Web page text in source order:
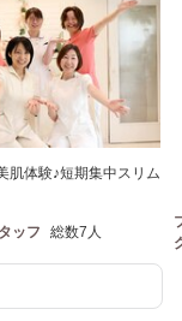
肌体験♪短期集中スリム
ッフ 総数7人